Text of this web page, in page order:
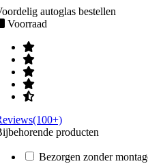
autoglas bestellen
Voorraad
producten
Bezorgen zonder